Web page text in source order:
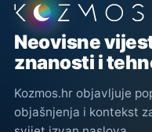
Podnožje stranice
Neovisne
znanosti i
Kozmos.hr objavljuje
objašnjenja i kontekst